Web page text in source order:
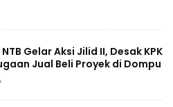
NTB Gelar Aksi Jilid II, Desak KPK
Jual Beli Proyek di Dompu